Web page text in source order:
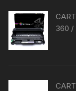
360 /